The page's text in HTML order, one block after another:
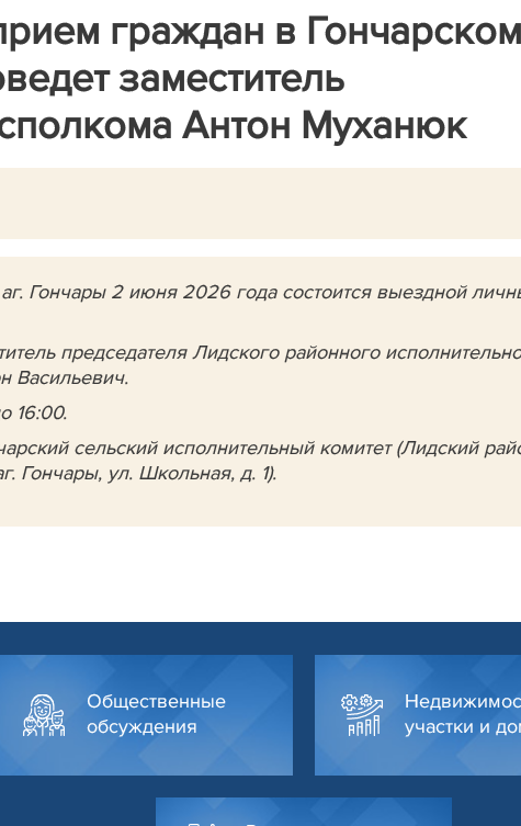
граждан в Гончарском
заместитель
Антон Муханюк
Гончары 2 июня 2026 года состоится выездной
председателя Лидского районного
Васильевич.
16:00.
сельский исполнительный комитет (Лидский
Гончары, ул. Школьная, д. 1).
Общественные
обсуждения
участки и